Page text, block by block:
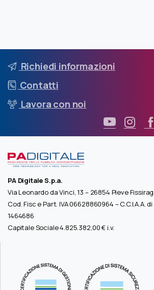
Richiedi informazioni
Contatti
Lavora con noi
PA Digitale S.p.a.
Via Leonardo da Vinci, 13 – 26854 Pieve
Cod. Fisc e Part. IVA 06628860964 – C.C.I.A.A. di
1464686
Capitale Sociale 4.825.382,00 € i.v.